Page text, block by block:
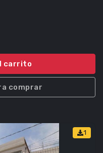
carrito
comprar
1